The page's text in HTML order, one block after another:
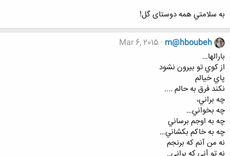
به سلامتي همه دوستای گل!
m@hboubeh
Mar 6, 2015
بارالها…
از كوي تو بيرون نشود
پاي خيالم
نكند فرق به حالم ....
چه براني،
چه بخواني…
چه به اوجم برساني
چه به خاكم بكشاني…
نه من آنم كه برنجم